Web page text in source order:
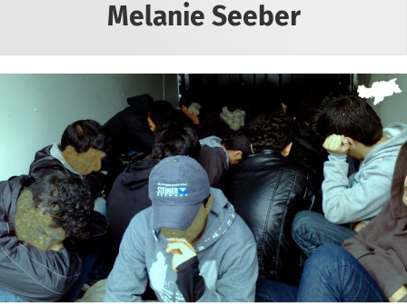
Melanie Seeber